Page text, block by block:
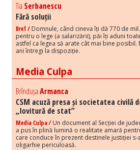
Tia Serbanescu
Fără soluții
Bref / Domnule, când cineva îți dă 770 de
pentru o lege (a salarizării), păi îți aduni
astfel ca legea să arate cât mai bine posibil.
ani întregi la dispoziție.
Media Culpa
BrîndușaArmanca
CSM acuză presa și societatea civilă
„lovitură de stat”
Media Culpa / Un document al Secției de
a pus în plină lumină o realitate amară
care conduce în prezent destinele justiției
oligarhie periculoasă.